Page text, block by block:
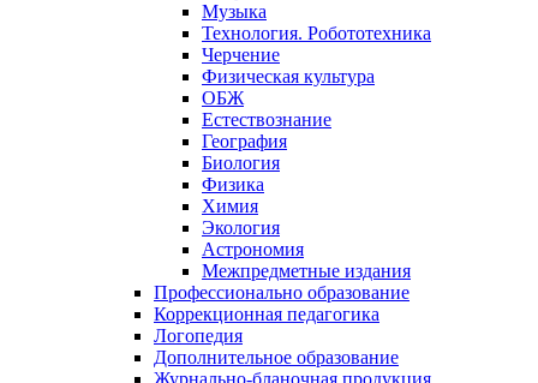
Музыка
Технология. Робототехника
Черчение
Физическая культура
ОБЖ
Естествознание
География
Биология
Физика
Химия
Экология
Астрономия
Межпредметные издания
Профессионально образование
Коррекционная педагогика
Логопедия
Дополнительное образование
Журнально-бланочная продукция